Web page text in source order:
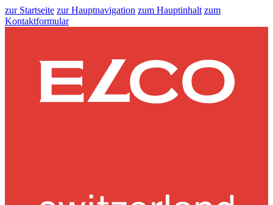
zur Startseite zur Hauptnavigation zum Hauptinhalt zum
Kontaktformular